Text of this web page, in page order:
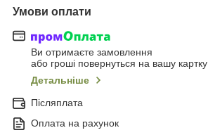
Умови оплати
Ви отримаєте замовлення
або гроші повернуться на вашу картку
Детальніше
Післяплата
Оплата на рахунок